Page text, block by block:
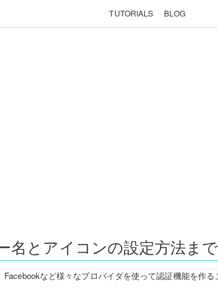
TUTORIALS BLOG
名とアイコンの設定方法まで
Facebookなど様々なプロバイダを使って認証機能を作